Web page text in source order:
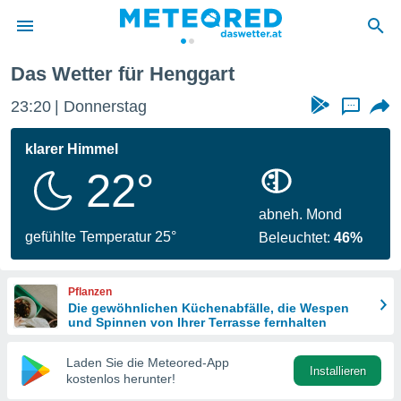
wurde
dass
sind.
diese
Das Wetter für Henggart
23:21 Donnerstag ...
klarer Himmel
22°
gefühlte Temperatur 25°
abneh. Mond
Beleuchtet:46%
Pflanzen
Die gewöhnlichen Küchenabfälle, die Wespen
und Spinnen von Ihrer Terrasse fernhalten
Laden Sie die Meteored-App
kostenlos herunter!
Installieren